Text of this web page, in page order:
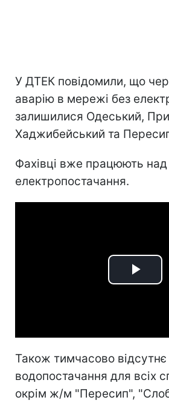
У ДТЕК повідомили, що
аварію в мережі без
залишилися Одеський,
Хаджибейський та
Фахівці вже працюють
електропостачання.
Play
Також тимчасово відсутнє
водопостачання для всіх
окрім ж/м "Пересип",